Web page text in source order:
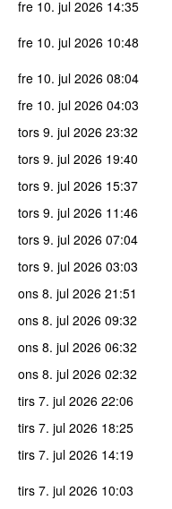
fre 10. jul 2026 14:35
fre 10. jul 2026 10:48
fre 10. jul 2026 08:04
fre 10. jul 2026 04:03
tors 9. jul 2026 23:32
tors 9. jul 2026 19:40
tors 9. jul 2026 15:37
tors 9. jul 2026 11:46
tors 9. jul 2026 07:04
tors 9. jul 2026 03:03
ons 8. jul 2026 21:51
ons 8. jul 2026 09:32
ons 8. jul 2026 06:32
ons 8. jul 2026 02:32
tirs 7. jul 2026 22:06
tirs 7. jul 2026 18:25
tirs 7. jul 2026 14:19
tirs 7. jul 2026 10:03